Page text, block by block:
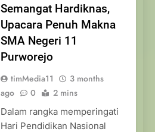
Semangat Hardiknas,
Upacara Penuh Makna
SMA Negeri 11
Purworejo
timMedia11
3 months
ago
0 2 mins
Dalam rangka memperingati
Hari Pendidikan Nasional